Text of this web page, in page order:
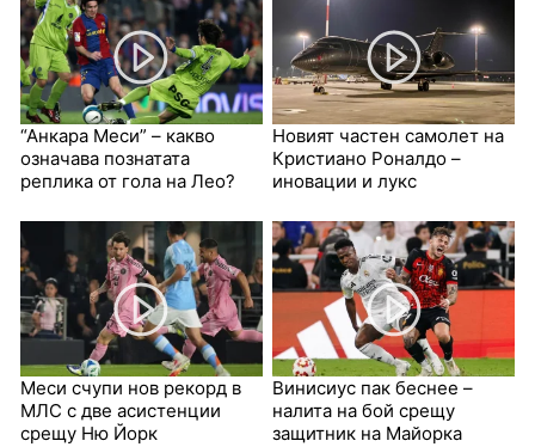
“Анкара Меси” – какво
означава познатата
реплика от гола на Лео?
Новият частен самолет на
Кристиано Роналдо –
иновации и лукс
Меси счупи нов рекорд в
МЛС с две асистенции
срещу Ню Йорк
Винисиус пак беснее –
налита на бой срещу
защитник на Майорка